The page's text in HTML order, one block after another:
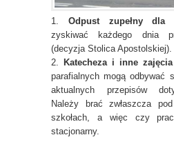
1. Odpust zupełny dla
zyskiwać każdego dnia
(decyzja Stolica Apostolskiej).
2.
Katecheza i inne zajęcia
parafialnych mogą odbywać
aktualnych przepisów
Należy brać zwłaszcza
szkołach, a więc czy
stacjonarny.